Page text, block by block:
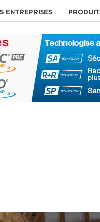
ENTREPRISES